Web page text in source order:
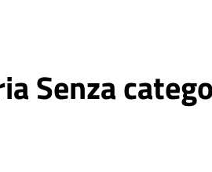
Senza